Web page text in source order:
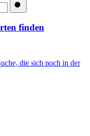
finden
die sich noch in der